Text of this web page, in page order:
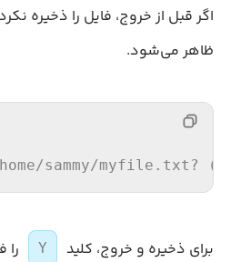
اگر قبل از خروج، فایل را ذخیره
ظاهر می‌شود.
home/sammy/myfile . txt ? (
برای ذخیره و خروج، کلید Y